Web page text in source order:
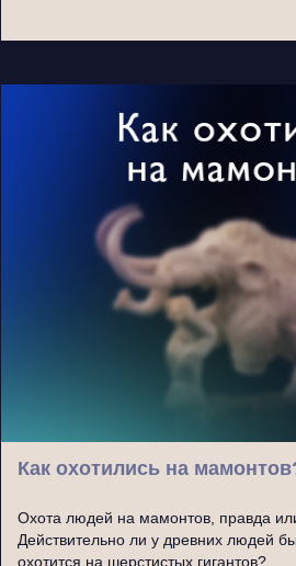
Как охотились на
Охота людей на мамонтов, правда
Действительно ли у древних людей
охотится на шерстистых гигантов?